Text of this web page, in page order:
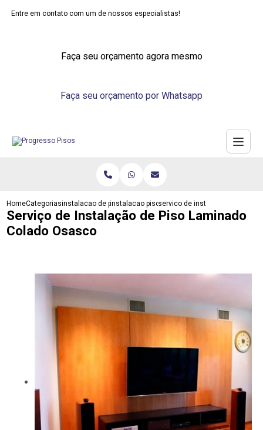
Entre em contato com um de nossos especialistas!
Faça seu orçamento agora mesmo
Faça seu orçamento por Whatsapp
HomeCategoriasinstalacao de pisosinstalacao piso vinilicoservico de instalacao de piso
Serviço de Instalação de Piso Laminado
Colado Osasco